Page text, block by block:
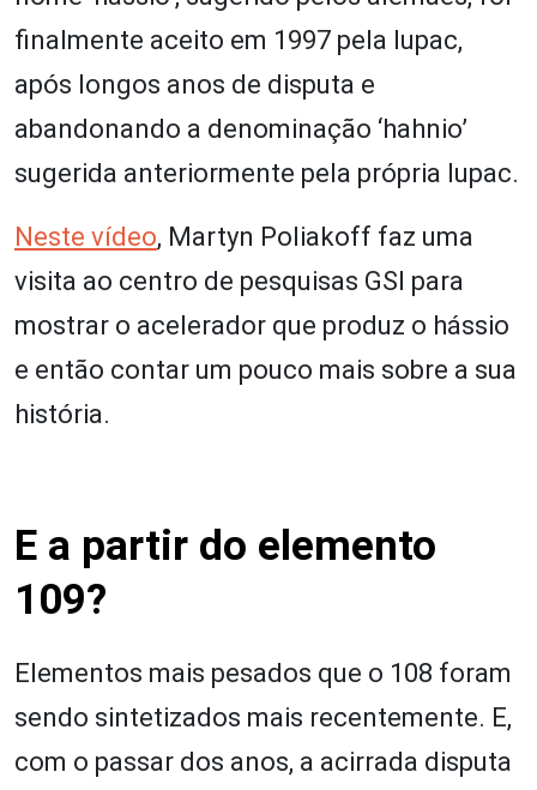
finalmente aceito em 1997 pela Iupac,
após longos anos de disputa e
abandonando a denominação ‘hahnio’
sugerida anteriormente pela própria Iupac.
Neste vídeo, Martyn Poliakoff faz uma
visita ao centro de pesquisas GSI para
mostrar o acelerador que produz o hássio
e então contar um pouco mais sobre a sua
história.
E a partir do elemento
109?
Elementos mais pesados que o 108 foram
sendo sintetizados mais recentemente. E,
com o passar dos anos, a acirrada disputa